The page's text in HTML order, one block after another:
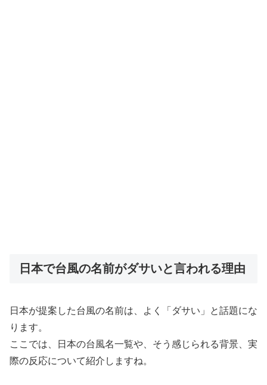
日本で台風の名前がダサいと言われる理由
日本が提案した台風の名前は、よく「ダサい」と話題にな
ります。
ここでは、日本の台風名一覧や、そう感じられる背景、実
際の反応について紹介しますね。